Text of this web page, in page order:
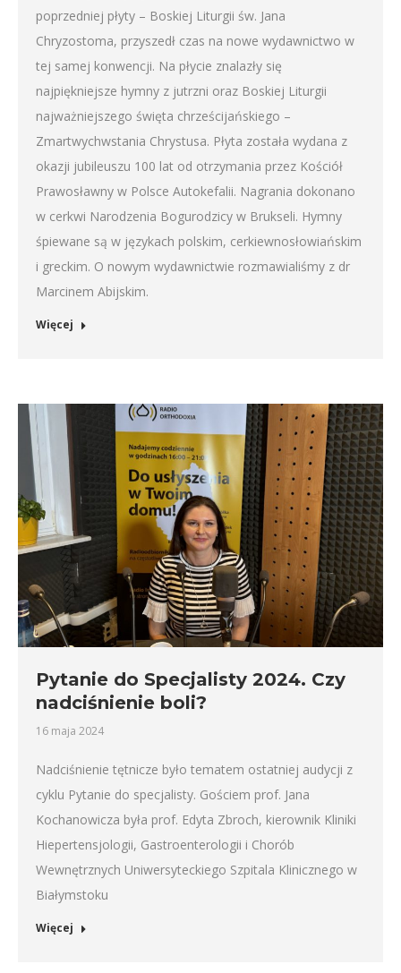
poprzedniej płyty – Boskiej Liturgii św. Jana
Chryzostoma, przyszedł czas na nowe wydawnictwo w
tej samej konwencji. Na płycie znalazły się
najpiękniejsze hymny z jutrzni oraz Boskiej Liturgii
najważniejszego święta chrześcijańskiego –
Zmartwychwstania Chrystusa. Płyta została wydana z
okazji jubileuszu 100 lat od otrzymania przez Kościół
Prawosławny w Polsce Autokefalii. Nagrania dokonano
w cerkwi Narodzenia Bogurodzicy w Brukseli. Hymny
śpiewane są w językach polskim, cerkiewnosłowiańskim
i greckim. O nowym wydawnictwie rozmawialiśmy z dr
Marcinem Abijskim.
Więcej
Pytanie do Specjalisty 2024. Czy
nadciśnienie boli?
16 maja 2024
Nadciśnienie tętnicze było tematem ostatniej audycji z
cyklu Pytanie do specjalisty. Gościem prof. Jana
Kochanowicza była prof. Edyta Zbroch, kierownik Kliniki
Hiepertensjologii, Gastroenterologii i Chorób
Wewnętrznych Uniwersyteckiego Szpitala Klinicznego w
Białymstoku
Więcej